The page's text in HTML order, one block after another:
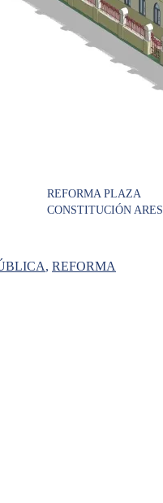
REFORMA PLAZA
CONSTITUCIÓN ARES
, REFORMA